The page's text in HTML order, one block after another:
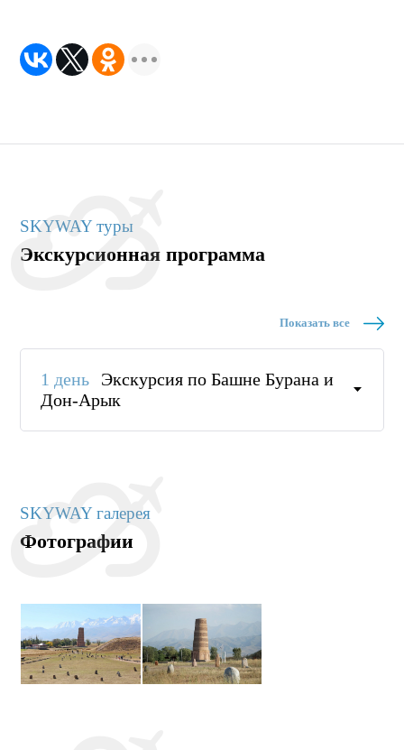
SKYWAY туры
Экскурсионная программа
Показать все
1 день
Экскурсия по Башне Бурана и
Дон-Арык
SKYWAY галерея
Фотографии